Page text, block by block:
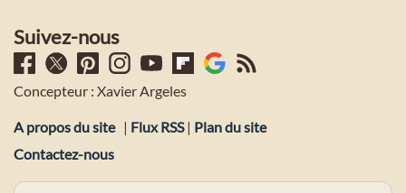
Suivez-nous
Concepteur : Xavier Argeles
A propos du site | Flux RSS| Plan du site
Contactez-nous